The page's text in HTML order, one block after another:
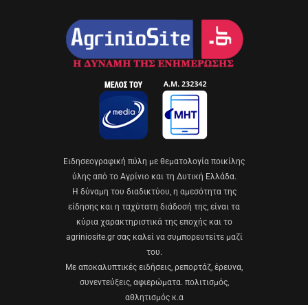
Eιδησεογραφική πύλη με θεματολογία ποικίλης
ύλης από το Αγρίνιο και τη Δυτική Ελλάδα.
Η δύναμη του διαδικτύου, η αμεσότητα της
είδησης και η ταχύτατη διάδοσή της, είναι τα
κύρια χαρακτηριστικά της εποχής και το
agriniosite.gr σας καλεί να συμπορευτείτε μαζί
του.
Με αποκαλυπτικές ειδήσεις, ρεπορτάζ, έρευνα,
συνεντεύξεις, αφιερώματα. πολιτισμός,
αθλητισμός κ.α